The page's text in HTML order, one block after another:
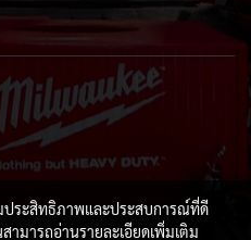
ประสิทธิภาพและประสบการณ์ที่ดี
ามารถอ่านรายละเอียดเพิ่มเติม